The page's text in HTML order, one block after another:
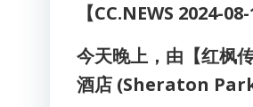
【CC.NEWS 2024-
今天晚上，由【红枫
酒店 (Sheraton